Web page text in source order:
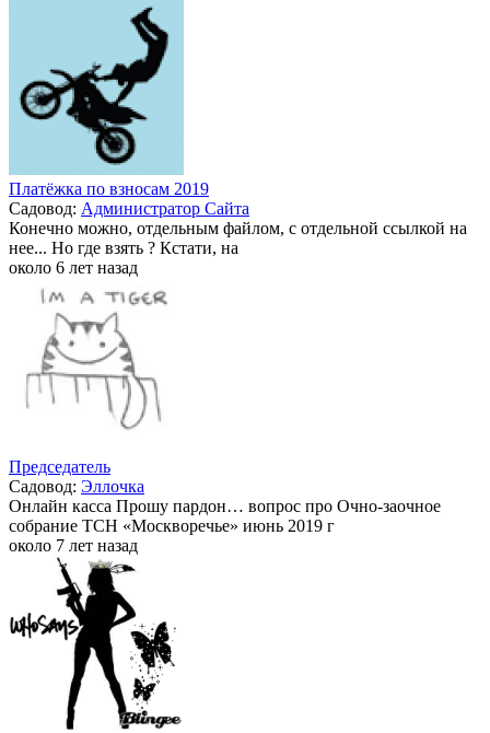
Платёжка по взносам 2019
Садовод: Администратор Сайта
Конечно можно, отдельным файлом, с отдельной ссылкой на
нее... Но где взять ? Кстати, на
около 6 лет назад
Председатель
Садовод: Эллочка
Онлайн касса Прошу пардон… вопрос про Очно-заочное
собрание ТСН «Москворечье» июнь 2019 г
около 7 лет назад